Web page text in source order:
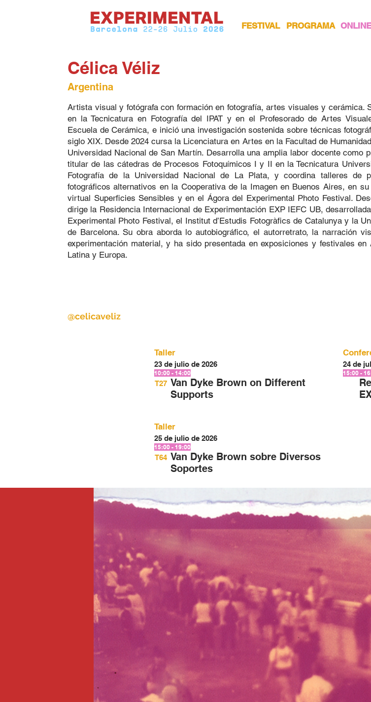
FESTIVAL PROGRAMA ONLINE
Célica Véliz
Argentina
Artista visual y fotógrafa con formación en fotografía, artes visuales y cerámica.
en la Tecnicatura en Fotografía del IPAT y en el Profesorado de Artes
Escuela de Cerámica, e inició una investigación sostenida sobre técnicas
siglo XIX. Desde 2024 cursa la Licenciatura en Artes en la Facultad de
Universidad Nacional de San Martín. Desarrolla una amplia labor docente como
titular de las cátedras de Procesos Fotoquímicos I y II en la Tecnicatura
Fotografía de la Universidad Nacional de La Plata, y coordina talleres de
fotográficos alternativos en la Cooperativa de la Imagen en Buenos Aires, en
virtual Superficies Sensibles y en el Ágora del Experimental Photo Festival.
dirige la Residencia Internacional de Experimentación EXP IEFC UB,
Experimental Photo Festival, el Institut d’Estudis Fotogràfics de Catalunya y la
de Barcelona. Su obra aborda lo autobiográfico, el autorretrato, la narración
experimentación material, y ha sido presentada en exposiciones y festivales en
Latina y Europa.
@celicaveliz
Taller
23 de julio de 2026
10:00 - 14:00
T27 Van Dyke Brown on Different
Supports
Taller
25 de julio de 2026
15:00 - 19:00
T64 Van Dyke Brown sobre Diversos
Soportes
24 de
15:00 -